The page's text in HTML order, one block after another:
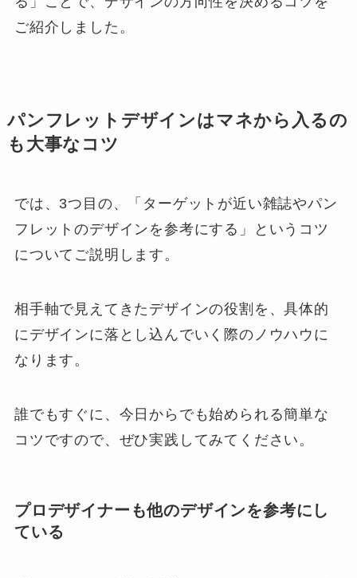
ご紹介しました。
パンフレットデザインはマネから入るの
も大事なコツ
では、3つ目の、「ターゲットが近い雑誌やパン
フレットのデザインを参考にする」というコツ
についてご説明します。
相手軸で見えてきたデザインの役割を、具体的
にデザインに落とし込んでいく際のノウハウに
なります。
誰でもすぐに、今日からでも始められる簡単な
コツですので、ぜひ実践してみてください。
プロデザイナーも他のデザインを参考にし
ている